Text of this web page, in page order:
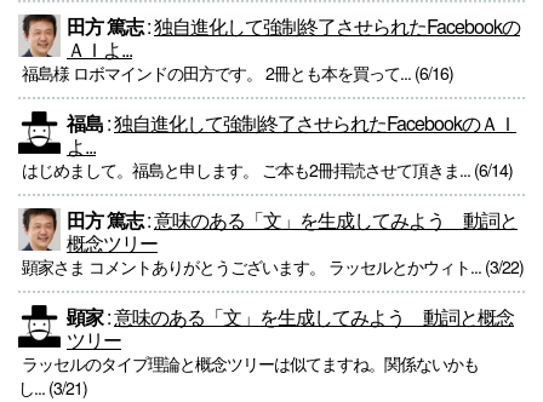
田方 篤志:独自進化して強制終了させられたFacebookの
ＡＩよ...
福島様 ロボマインドの田方です。 2冊とも本を買って... (6/16)
福島:独自進化して強制終了させられたFacebookのＡＩ
よ...
はじめまして。福島と申します。 ご本も2冊拝読させて頂きま... (6/14)
田方 篤志:意味のある「文」を生成してみよう 動詞と
概念ツリー
顕家さま コメントありがとうございます。 ラッセルとかウィト... (3/22)
顕家:意味のある「文」を生成してみよう 動詞と概念
ツリー
ラッセルのタイプ理論と概念ツリーは似てますね。関係ないかも
し... (3/21)